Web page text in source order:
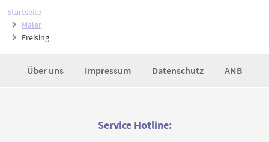
Startseite
Maler
Freising
Über uns Impressum Datenschutz ANB
Service Hotline: